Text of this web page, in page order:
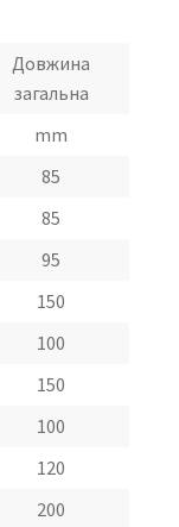
Довжина
загальна
mm
85
85
95
150
100
150
100
120
200